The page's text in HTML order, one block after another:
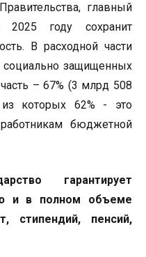
главный
году сохранит
В расходной части
защищенных
– 67% (3 млрд 508
которых 62% - это
бюджетной
гарантирует
и в полном объеме
стипендий, пенсий,